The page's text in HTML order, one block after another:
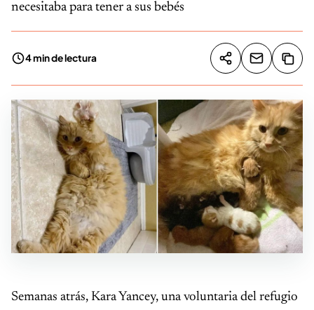
necesitaba para tener a sus bebés
4 min de lectura Compartir
Semanas atrás, Kara Yancey, una voluntaria del refugio